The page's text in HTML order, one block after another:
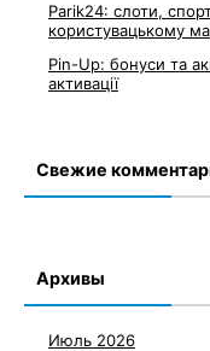
Parik24: слоти,
користувацькому
Pin-Up: бонуси та
активації
Свежие
Архивы
Июль 2026